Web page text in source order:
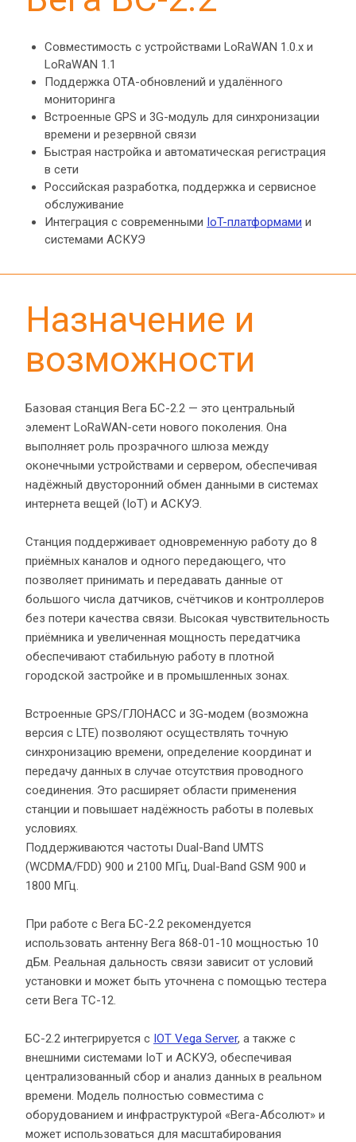
Совместимость с устройствами LoRaWAN 1.0.x и
LoRaWAN 1.1
Поддержка OTA-обновлений и удалённого
мониторинга
Встроенные GPS и 3G-модуль для синхронизации
времени и резервной связи
Быстрая настройка и автоматическая регистрация
в сети
Российская разработка, поддержка и сервисное
обслуживание
Интеграция с современными IoT-платформами и
системами АСКУЭ
Назначение и
возможности
Базовая станция Вега БС-2.2 — это центральный
элемент LoRaWAN-сети нового поколения. Она
выполняет роль прозрачного шлюза между
оконечными устройствами и сервером, обеспечивая
надёжный двусторонний обмен данными в системах
интернета вещей (IoT) и АСКУЭ.
Станция поддерживает одновременную работу до 8
приёмных каналов и одного передающего, что
позволяет принимать и передавать данные от
большого числа датчиков, счётчиков и контроллеров
без потери качества связи. Высокая чувствительность
приёмника и увеличенная мощность передатчика
обеспечивают стабильную работу в плотной
городской застройке и в промышленных зонах.
Встроенные GPS/ГЛОНАСС и 3G-модем (возможна
версия с LTE) позволяют осуществлять точную
синхронизацию времени, определение координат и
передачу данных в случае отсутствия проводного
соединения. Это расширяет области применения
станции и повышает надёжность работы в полевых
условиях.
Поддерживаются частоты Dual-Band UMTS
(WCDMA/FDD) 900 и 2100 МГц, Dual-Band GSM 900 и
1800 МГц.
При работе с Вега БС-2.2 рекомендуется
использовать антенну Вега 868-01-10 мощностью 10
дБм. Реальная дальность связи зависит от условий
установки и может быть уточнена с помощью тестера
сети Вега ТС-12.
БС-2.2 интегрируется с IOT Vega Server, а также с
внешними системами IoT и АСКУЭ, обеспечивая
централизованный сбор и анализ данных в реальном
времени. Модель полностью совместима с
оборудованием и инфраструктурой «Вега-Абсолют» и
может использоваться для масштабирования